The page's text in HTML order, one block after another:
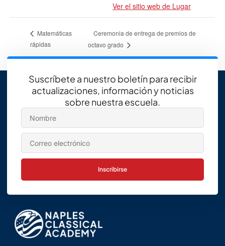
Ver el sitio web de Lugar
Matemáticas
rápidas
Ceremonia de entrega de premios de
octavo grado
Suscríbete a nuestro boletín para recibir
actualizaciones, información y noticias
sobre nuestra escuela.
Inscribirse